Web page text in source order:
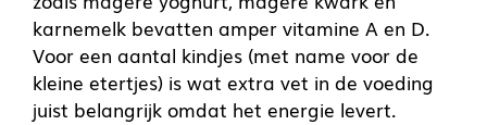
karnemelk bevatten amper vitamine A en D.
Voor een aantal kindjes (met name voor de
kleine etertjes) is wat extra vet in de voeding
juist belangrijk omdat het energie levert.